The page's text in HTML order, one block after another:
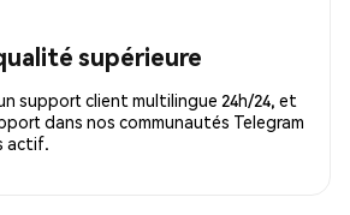
supérieure
support client multilingue 24h/24, et
dans nos communautés Telegram
actif.